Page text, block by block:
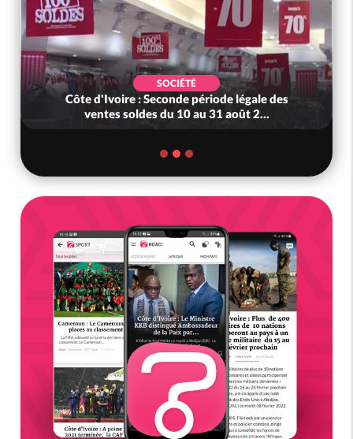
SOCIÉTÉ
Côte d'Ivoire : Seconde période légale des
ventes soldes du 10 au 31 août 2...